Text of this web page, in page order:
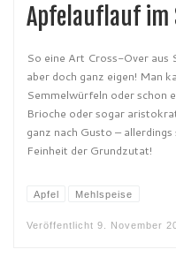
Apfelauflauf
So eine Art Cross-Over aus
aber doch ganz eigen! Man
Semmelwürfeln oder schon
Brioche oder sogar
ganz nach Gusto –
Feinheit der Grundzutat!
Apfel Mehlspeise
Veröffentlicht 9. November